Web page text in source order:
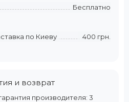
Бесплатно
по Киеву 400 грн.
и возврат
производителя: 3